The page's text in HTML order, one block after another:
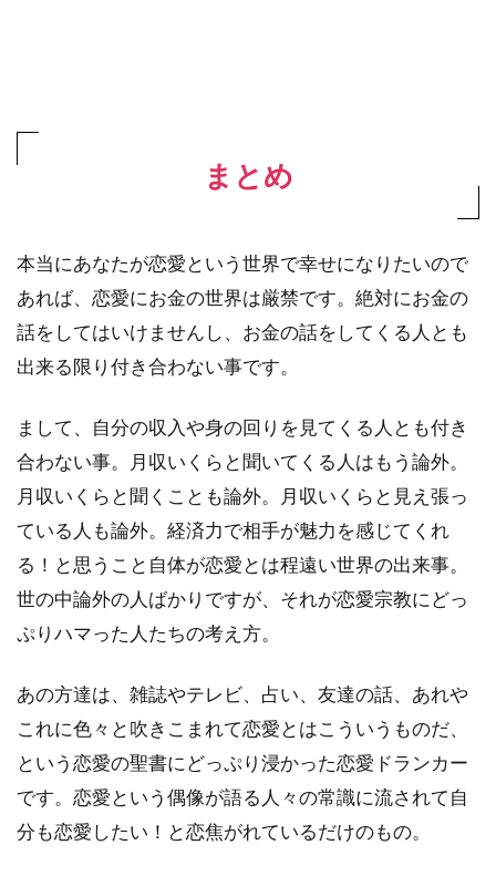
まとめ
本当にあなたが恋愛という世界で幸せになりたいので
あれば、恋愛にお金の世界は厳禁です。絶対にお金の
話をしてはいけませんし、お金の話をしてくる人とも
出来る限り付き合わない事です。
まして、自分の収入や身の回りを見てくる人とも付き
合わない事。月収いくらと聞いてくる人はもう論外。
月収いくらと聞くことも論外。月収いくらと見え張っ
ている人も論外。経済力で相手が魅力を感じてくれ
る！と思うこと自体が恋愛とは程遠い世界の出来事。
世の中論外の人ばかりですが、それが恋愛宗教にどっ
ぷりハマった人たちの考え方。
あの方達は、雑誌やテレビ、占い、友達の話、あれや
これに色々と吹きこまれて恋愛とはこういうものだ、
という恋愛の聖書にどっぷり浸かった恋愛ドランカー
です。恋愛という偶像が語る人々の常識に流されて自
分も恋愛したい！と恋焦がれているだけのもの。